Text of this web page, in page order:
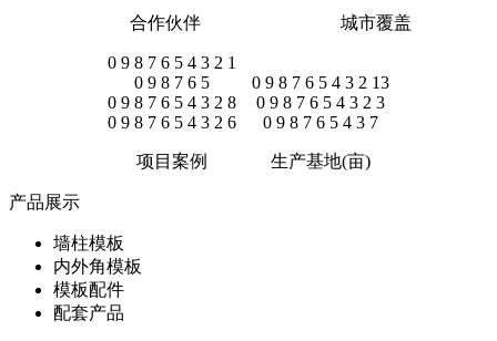
合作伙伴 城市覆盖
0 9 8 7 6 5 4 3 2 1
0 9 8 7 6 5
0 9 8 7 6 5 4 3 2 8
0 9 8 7 6 5 4 3 2 6
项目案例
0 9 8 7 6 5 4 3 2 13
0 9 8 7 6 5 4 3 2 3
0 9 8 7 6 5 4 3 7
生产基地(亩)
产品展示
墙柱模板
内外角模板
模板配件
配套产品